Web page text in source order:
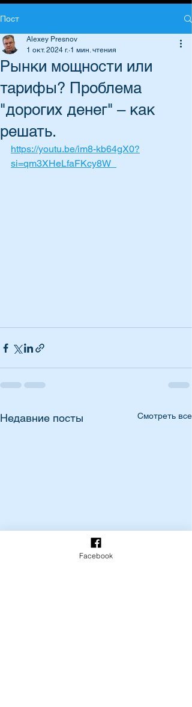
Пост
Рынки мощности или
тарифы? Проблема
"дорогих денег" – как
решать.
Alexey Presnov
1 окт. 2024 г. 1 мин. чтения
https://youtu.be/im8-kb64gX0?
si=qm3XHeLfaFKcy8W_
Недавние посты Смотреть все
Facebook